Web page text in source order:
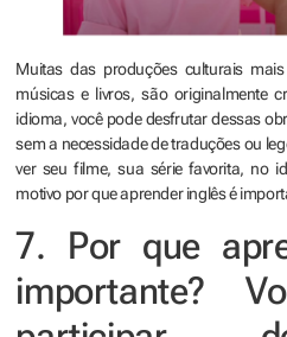
Muitas das produções culturais
músicas e livros, são originalmente
idioma, você pode desfrutar dessas
sem a necessidade de traduções ou
ver seu filme, sua série favorita, no
motivo por que aprender inglês é
7. Por que
importante?